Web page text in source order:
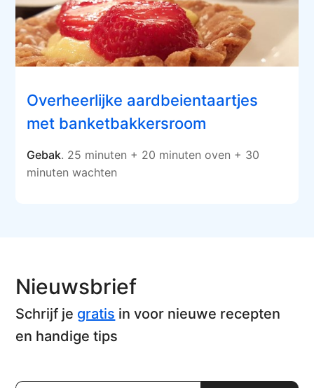
Overheerlijke aardbeientaartjes
met banketbakkersroom
Gebak. 25 minuten + 20 minuten oven + 30
minuten wachten
Nieuwsbrief
Schrijf je gratis in voor nieuwe recepten
en handige tips